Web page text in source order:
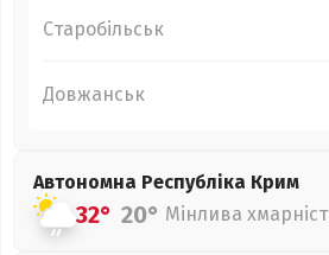
Старобільськ
Довжанськ
Автономна Республіка Крим
32° 20° Мінлива